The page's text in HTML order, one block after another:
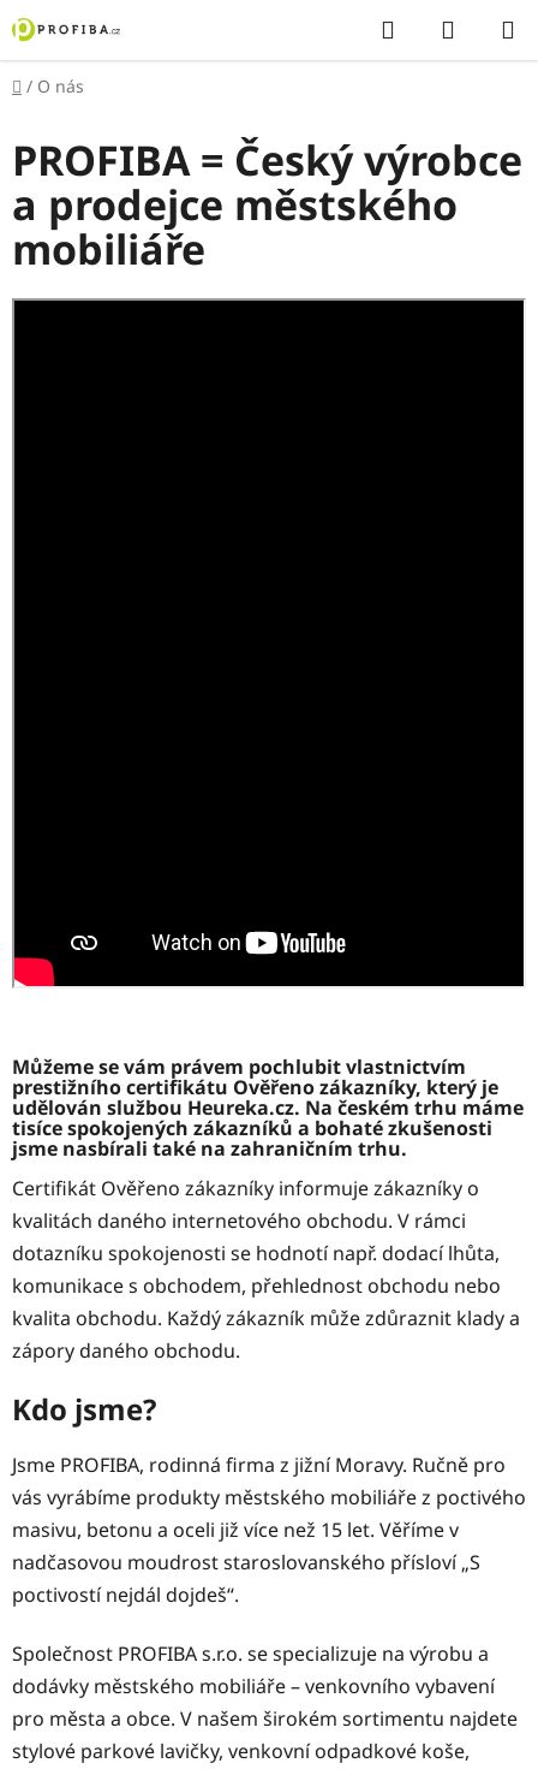
Přejít
na
obsah
Hledat
KOŠÍK
Domů
/ O nás
PROFIBA = Český výrobce
a prodejce městského
mobiliáře
Můžeme se vám právem pochlubit vlastnictvím
prestižního certifikátu Ověřeno zákazníky, který je
udělován službou Heureka.cz. Na českém trhu máme
tisíce spokojených zákazníků a bohaté zkušenosti
jsme nasbírali také na zahraničním trhu.
Certifikát Ověřeno zákazníky informuje zákazníky o
kvalitách daného internetového obchodu. V rámci
dotazníku spokojenosti se hodnotí např. dodací lhůta,
komunikace s obchodem, přehlednost obchodu nebo
kvalita obchodu. Každý zákazník může zdůraznit klady a
zápory daného obchodu.
Kdo jsme?
Jsme PROFIBA, rodinná firma z jižní Moravy. Ručně pro
vás vyrábíme produkty městského mobiliáře z poctivého
masivu, betonu a oceli již více než 15 let. Věříme v
nadčasovou moudrost staroslovanského přísloví „S
poctivostí nejdál dojdeš“.
Společnost PROFIBA s.r.o. se specializuje na výrobu a
dodávky městského mobiliáře – venkovního vybavení
pro města a obce. V našem širokém sortimentu najdete
stylové parkové lavičky, venkovní odpadkové koše,